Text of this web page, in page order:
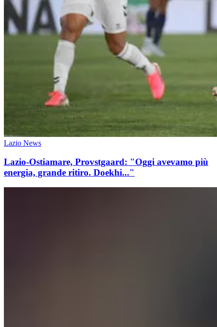
Lazio News
Lazio-Ostiamare, Provstgaard: "Oggi avevamo più
energia, grande ritiro. Doekhi..."